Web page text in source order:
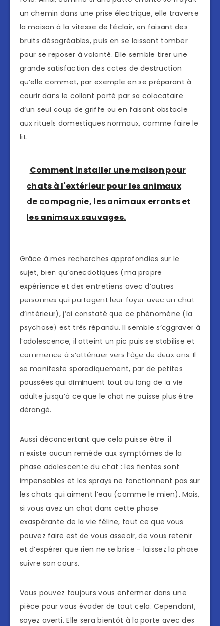
un chemin dans une prise électrique, elle traverse
la maison à la vitesse de l’éclair, en faisant des
bruits désagréables, puis en se laissant tomber
pour se reposer à volonté. Elle semble tirer une
grande satisfaction des actes de destruction
qu’elle commet, par exemple en se préparant à
courir dans le collant porté par sa colocataire
d’un seul coup de griffe ou en faisant obstacle
aux rituels domestiques normaux, comme faire le
lit.
Comment installer une maison pour
chats à l'extérieur pour les animaux
de compagnie, les animaux errants et
les animaux sauvages.
Grâce à mes recherches approfondies sur le
sujet, bien qu’anecdotiques (ma propre
expérience et des entretiens avec d’autres
personnes qui partagent leur foyer avec un chat
d’intérieur), j’ai constaté que ce phénomène (la
psychose) est très répandu. Il semble s’aggraver à
l’adolescence, il atteint un pic puis se stabilise et
commence à s’atténuer vers l’âge de deux ans. Il
se manifeste sporadiquement, par de petites
poussées qui diminuent tout au long de la vie
adulte jusqu’à ce que le chat ne puisse plus être
dérangé.
Aussi déconcertant que cela puisse être, il
n’existe aucun remède aux symptômes de la
phase adolescente du chat : les fientes sont
impensables et les sprays ne fonctionnent pas sur
les chats qui aiment l’eau (comme le mien). Mais,
si vous avez un chat dans cette phase
exaspérante de la vie féline, tout ce que vous
pouvez faire est de vous asseoir, de vous retenir
et d’espérer que rien ne se brise – laissez la phase
suivre son cours.
Vous pouvez toujours vous enfermer dans une
pièce pour vous évader de tout cela. Cependant,
soyez averti. Elle sera bientôt à la porte avec des